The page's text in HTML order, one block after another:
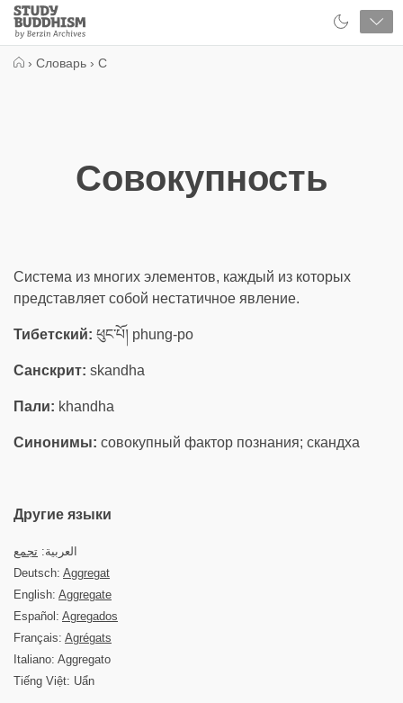
Close
Study
Buddhism
› Словарь › С
Совокупность
Система из многих элементов, каждый из которых
представляет собой нестатичное явление.
Тибетский: ཕུང་པོ། phung-po
Санскрит: skandha
Пали: khandha
Синонимы: совокупный фактор познания; скандха
Другие языки
العربية: تجمع
Deutsch: Aggregat
English: Aggregate
Español: Agregados
Français: Agrégats
Italiano: Aggregato
Tiếng Việt: Uẩn